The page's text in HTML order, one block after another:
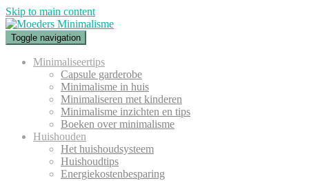
Skip to main content
Toggle navigation
Minimaliseertips
Capsule garderobe
Minimalisme in huis
Minimaliseren met kinderen
Minimalisme inzichten en tips
Boeken over minimalisme
Huishouden
Het huishoudsysteem
Huishoudtips
Energiekostenbesparing